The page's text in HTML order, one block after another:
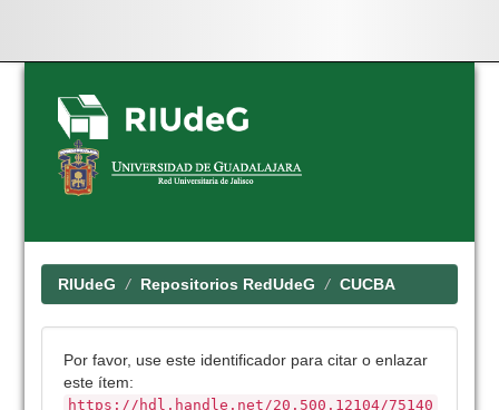
Skip
navigation
RIUdeG Repositorios RedUdeG CUCBA
Por favor, use este identificador para citar o enlazar
este ítem:
https://hdl.handle.net/20.500.12104/75140